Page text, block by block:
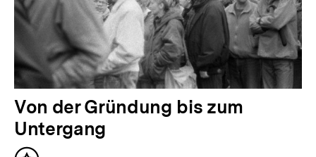
Von der Gründung bis zum
Untergang